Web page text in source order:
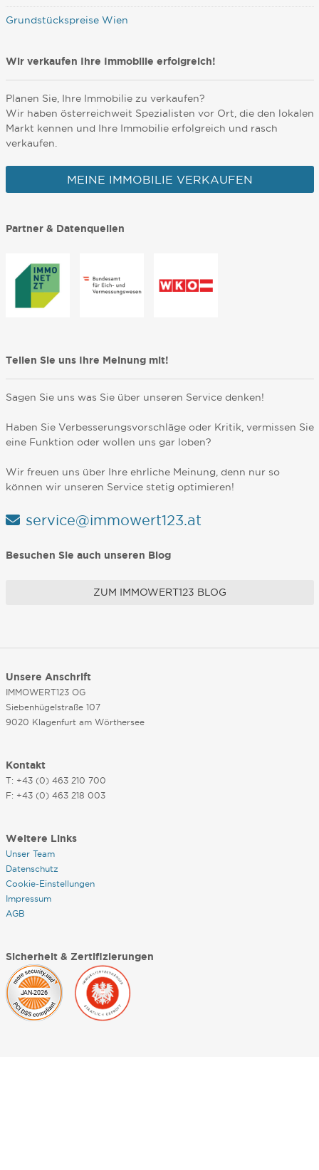
Grundstückspreise Wien
Wir verkaufen Ihre Immobilie erfolgreich!
Planen Sie, Ihre Immobilie zu verkaufen?
Wir haben österreichweit Spezialisten vor Ort, die den lokalen
Markt kennen und Ihre Immobilie erfolgreich und rasch
verkaufen.
MEINE IMMOBILIE VERKAUFEN
Partner & Datenquellen
Teilen Sie uns Ihre Meinung mit!
Sagen Sie uns was Sie über unseren Service denken!
Haben Sie Verbesserungsvorschläge oder Kritik, vermissen Sie
eine Funktion oder wollen uns gar loben?
Wir freuen uns über Ihre ehrliche Meinung, denn nur so
können wir unseren Service stetig optimieren!
service@immowert123.at
Besuchen Sie auch unseren Blog
ZUM IMMOWERT123 BLOG
Unsere Anschrift
IMMOWERT123 OG
Siebenhügelstraße 107
9020 Klagenfurt am Wörthersee
Kontakt
T: +43 (0) 463 210 700
F: +43 (0) 463 218 003
Weitere Links
Unser Team
Datenschutz
Cookie-Einstellungen
Impressum
AGB
Sicherheit & Zertifizierungen